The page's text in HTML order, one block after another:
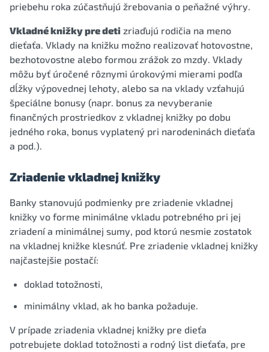
priebehu roka zúčastňujú žrebovania o peňažné výhry.
Vkladné knižky pre deti zriaďujú rodičia na meno
dieťaťa. Vklady na knižku možno realizovať hotovostne,
bezhotovostne alebo formou zrážok zo mzdy. Vklady
môžu byť úročené rôznymi úrokovými mierami podľa
dĺžky výpovednej lehoty, alebo sa na vklady vzťahujú
špeciálne bonusy (napr. bonus za nevyberanie
finančných prostriedkov z vkladnej knižky po dobu
jedného roka, bonus vyplatený pri narodeninách dieťaťa
a pod.).
Zriadenie vkladnej knižky
Banky stanovujú podmienky pre zriadenie vkladnej
knižky vo forme minimálne vkladu potrebného pri jej
zriadení a minimálnej sumy, pod ktorú nesmie zostatok
na vkladnej knižke klesnúť. Pre zriadenie vkladnej knižky
najčastejšie postačí:
doklad totožnosti,
minimálny vklad, ak ho banka požaduje.
V prípade zriadenia vkladnej knižky pre dieťa
potrebujete doklad totožnosti a rodný list dieťaťa, pre